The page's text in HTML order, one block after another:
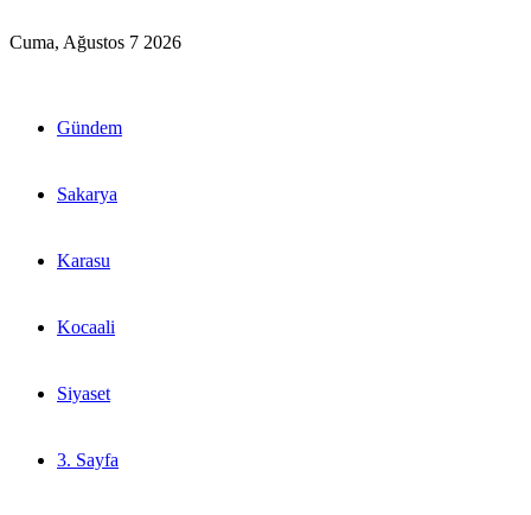
Cuma, Ağustos 7 2026
Gündem
Sakarya
Karasu
Kocaali
Siyaset
3. Sayfa